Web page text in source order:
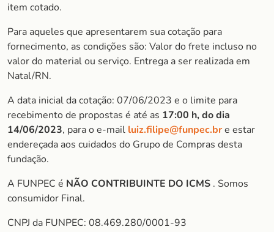
item cotado.
Para aqueles que apresentarem sua cotação para
fornecimento, as condições são: Valor do frete incluso no
valor do material ou serviço. Entrega a ser realizada em
Natal/RN.
A data inicial da cotação: 07/06/2023 e o limite para
recebimento de propostas é até as 17:00 h, do dia
14/06/2023, para o e-mail luiz.filipe@funpec.bre estar
endereçada aos cuidados do Grupo de Compras desta
fundação.
A FUNPEC é NÃO CONTRIBUINTE DO ICMS . Somos
consumidor Final.
CNPJ da FUNPEC: 08.469.280/0001-93